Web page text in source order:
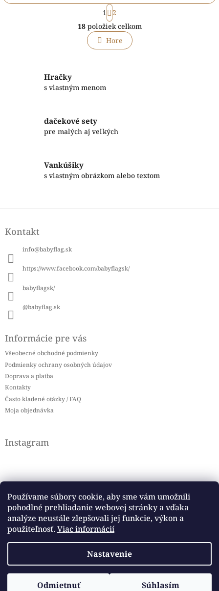
Používame súbory cookie, aby sme vám umožnili
pohodlné prehliadanie webovej stránky a vďaka
analýze neustále zlepšovali jej funkcie, výkon a
použiteľnosť. Viac informácií
Nastavenie
Odmietnuť Súhlasím
O
v
l
á
k
i
S
t
r
á
n
k
1
2
18položiek celkom
Hore
Hračky
s vlastným menom
dačekové sety
pre malých aj veľkých
Vankúšiky
s vlastným obrázkom alebo textom
pKontakt
info@babyflag.sk
https://www.facebook.com/babyflagsk/
babyflagsk/
@babyflag.sk
Informácie pre vás
Všeobecné obchodné podmienky
Podmienky ochrany osobných údajov
Doprava a platba
Kontakty
Často kladené otázky / FAQ
Moja objednávka
Instagram
Sledovať na Instagrame
Facebook
Vytvoril ShoptetCopyright 2026 . Všetky práva vyhradené.